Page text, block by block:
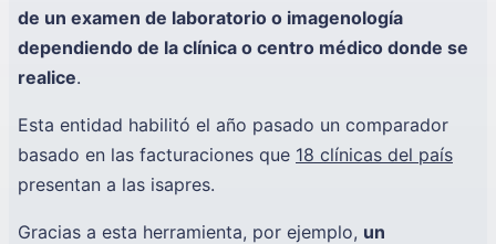
de un examen de laboratorio o imagenología
dependiendo de la clínica o centro médico donde se
realice.
Esta entidad habilitó el año pasado un comparador
basado en las facturaciones que 18 clínicas del país
presentan a las isapres.
Gracias a esta herramienta, por ejemplo, un